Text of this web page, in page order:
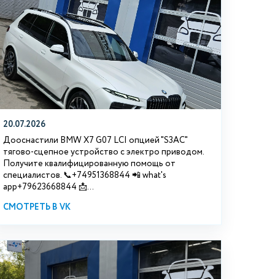
20.07.2026
Дооснастили BMW Х7 G07 LCI опцией "S3АС"
тягово-сцепное устройство с электро приводом.
Получите квалифицированную помощь от
специалистов. 📞+74951368844 📲 what's
app+79623668844 📩...
СМОТРЕТЬ В VK